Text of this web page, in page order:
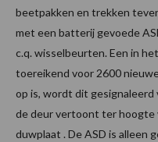
beetpakken en trekken
met een batterij gevoede
c.q. wisselbeurten. Een in
toereikend voor 2600
op is, wordt dit gesignaleerd
de deur vertoont ter hoogte
duwplaat . De ASD is alleen